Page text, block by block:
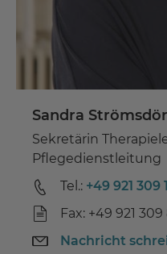
Sandra
Sekretärin
Pflegedienstleitung
Tel.: +49 921 309
Fax: +49 921 309
Nachricht